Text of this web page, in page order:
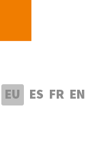
EU ES FR EN